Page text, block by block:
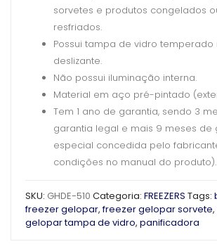
sorvetes e produtos congelados
resfriados.
Possui tampa de vidro temperado
deslizante.
Não possui iluminação interna.
Material em aço pré-pintado
Tem 1 ano de garantia, sendo 3
garantia legal e mais 9 meses de
especial concedida pelo
condições no manual do produto).
SKU: GHDE-510 Categoria: FREEZERS Tags:
freezer gelopar,freezer gelopar sorvete,
gelopar tampa de vidro, panificadora